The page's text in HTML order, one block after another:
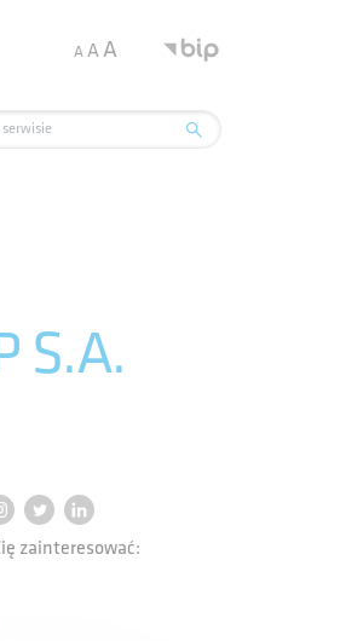
AAA
S.A.
zainteresować: